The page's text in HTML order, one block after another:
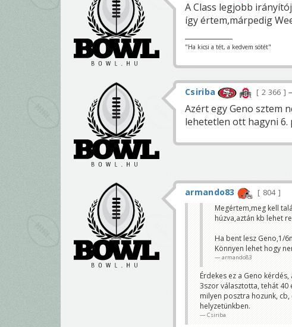
A Class legjobb
így értem,márpedig
"Ha kicsi a tét, a kedvem sötét"
Csiriba 2 366
Azért egy Geno sztem
lehetetlen ott hagyni 6.
armando83
804
Megértem,meg kell
húzva,aztán kb lehet
Ha bent lesz Geno,1/
Könnyen lehet hogy
armando83
Érdekes ez a Geno
3szor választotta, tehát 40
milyen posztra hozunk,
helyzetünkben.
Csiriba